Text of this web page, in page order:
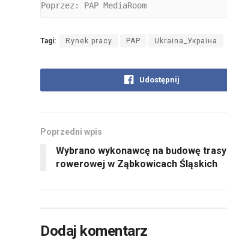
Poprzez: PAP MediaRoom
Tagi: Rynek pracy PAP Ukraina_Україна
Udostępnij
Poprzedni wpis
Wybrano wykonawcę na budowę trasy
rowerowej w Ząbkowicach Śląskich
Dodaj komentarz